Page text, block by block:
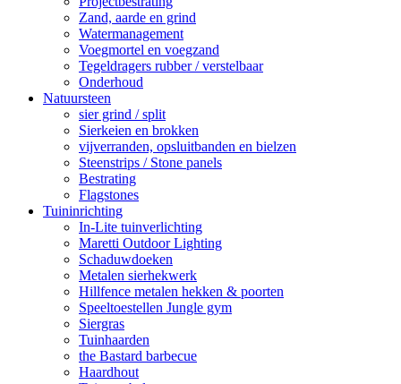
Zand, aarde en grind
Watermanagement
Voegmortel en voegzand
Tegeldragers rubber / verstelbaar
Onderhoud
Natuursteen
sier grind / split
Sierkeien en brokken
vijverranden, opsluitbanden en bielzen
Steenstrips / Stone panels
Bestrating
Flagstones
Tuininrichting
In-Lite tuinverlichting
Maretti Outdoor Lighting
Schaduwdoeken
Metalen sierhekwerk
Hillfence metalen hekken & poorten
Speeltoestellen Jungle gym
Siergras
Tuinhaarden
the Bastard barbecue
Haardhout